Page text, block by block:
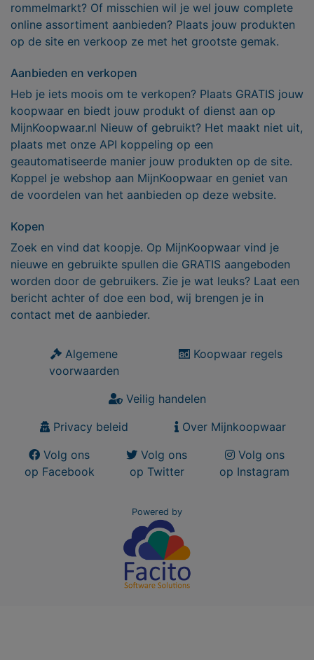
rommelmarkt? Of misschien wil je wel jouw complete
online assortiment aanbieden? Plaats jouw produkten
op de site en verkoop ze met het grootste gemak.
Aanbieden en verkopen
Heb je iets moois om te verkopen? Plaats GRATIS jouw
koopwaar en biedt jouw produkt of dienst aan op
MijnKoopwaar.nl Nieuw of gebruikt? Het maakt niet uit,
plaats met onze API koppeling op een
geautomatiseerde manier jouw produkten op de site.
Koppel je webshop aan MijnKoopwaar en geniet van
de voordelen van het aanbieden op deze website.
Kopen
Zoek en vind dat koopje. Op MijnKoopwaar vind je
nieuwe en gebruikte spullen die GRATIS aangeboden
worden door de gebruikers. Zie je wat leuks? Laat een
bericht achter of doe een bod, wij brengen je in
contact met de aanbieder.
Algemene
voorwaarden
Koopwaar regels
Veilig handelen
Privacy beleid
Over Mijnkoopwaar
Volg ons
op Facebook
Volg ons
op Twitter
Volg ons
op Instagram
Powered by